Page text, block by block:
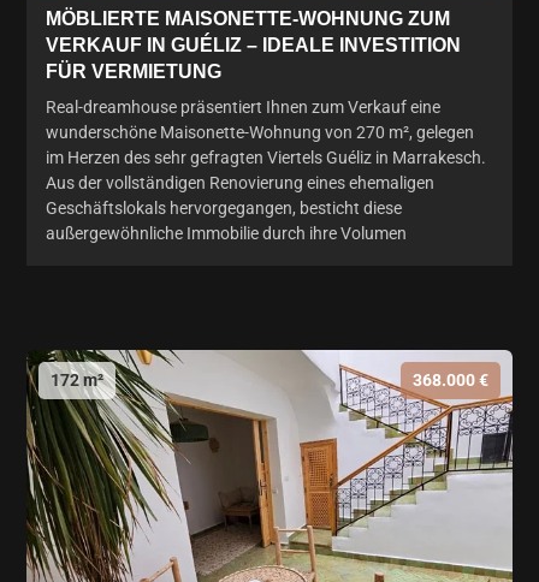
MÖBLIERTE MAISONETTE-WOHNUNG ZUM
VERKAUF IN GUÉLIZ – IDEALE INVESTITION
FÜR VERMIETUNG
Real-dreamhouse präsentiert Ihnen zum Verkauf eine
wunderschöne Maisonette-Wohnung von 270 m², gelegen
im Herzen des sehr gefragten Viertels Guéliz in Marrakesch.
Aus der vollständigen Renovierung eines ehemaligen
Geschäftslokals hervorgegangen, besticht diese
außergewöhnliche Immobilie durch ihre Volumen
172 m² 368.000 €